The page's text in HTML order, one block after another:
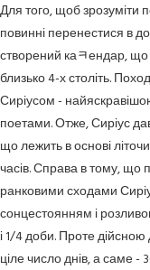
Для того, щоб зрозуміти
повинні перенестися в
створений каﾻендар, що
близько 4-х століть.
Сиріусом -
поетами. Отже, Сиріус
що лежить в основі
часів. Справа в тому,
ранковими сходами
сонцестоянням і
і 1/4 доби. Проте
ціле число днів, а саме -